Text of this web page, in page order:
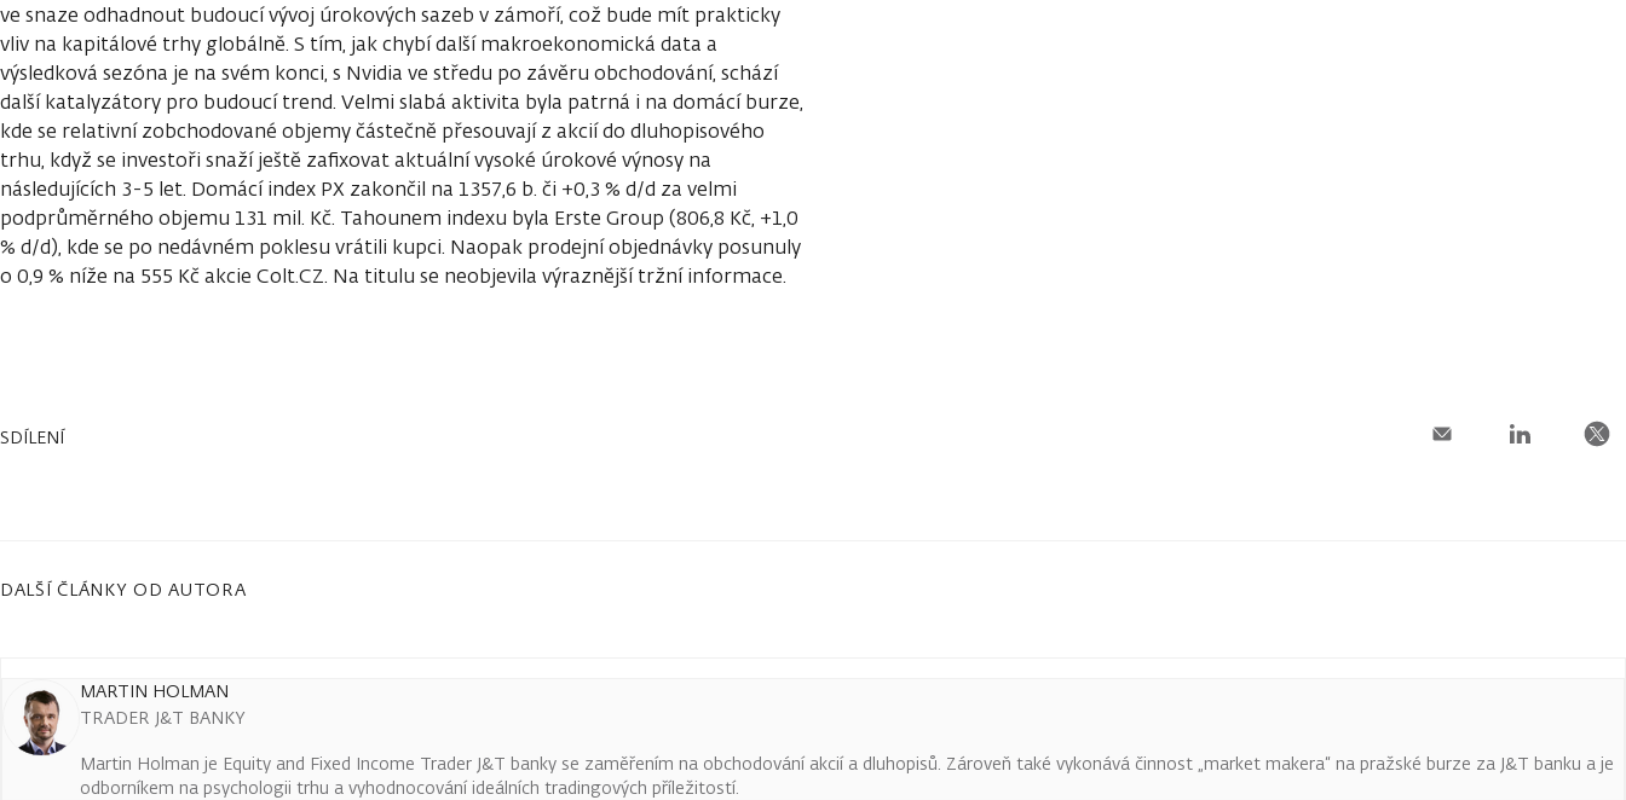
ve snaze odhadnout budoucí vývoj úrokových sazeb v zámoří, což bude mít prakticky
vliv na kapitálové trhy globálně. S tím, jak chybí další makroekonomická data a
výsledková sezóna je na svém konci, s Nvidia ve středu po závěru obchodování, schází
další katalyzátory pro budoucí trend. Velmi slabá aktivita byla patrná i na domácí burze,
kde se relativní zobchodované objemy částečně přesouvají z akcií do dluhopisového
trhu, když se investoři snaží ještě zafixovat aktuální vysoké úrokové výnosy na
následujících 3-5 let. Domácí index PX zakončil na 1357,6 b. či +0,3 % d/d za velmi
podprůměrného objemu 131 mil. Kč. Tahounem indexu byla Erste Group (806,8 Kč, +1,0
% d/d), kde se po nedávném poklesu vrátili kupci. Naopak prodejní objednávky posunuly
o 0,9 % níže na 555 Kč akcie Colt.CZ. Na titulu se neobjevila výraznější tržní informace.
SDÍLENÍ
DALŠÍ ČLÁNKY OD AUTORA
MARTIN HOLMAN
TRADER J&T BANKY
Martin Holman je Equity and Fixed Income Trader J&T banky se zaměřením na obchodování akcií a dluhopisů. Zároveň také vykonává činnost „market makera“ na pražské burze za J&T banku a je
odborníkem na psychologii trhu a vyhodnocování ideálních tradingových příležitostí.